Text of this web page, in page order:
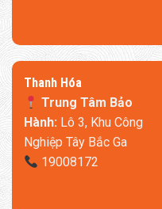
Thanh Hóa
Trung Tâm Bảo
Hành:Lô 3, Khu Công
Nghiệp Tây Bắc Ga
19008172